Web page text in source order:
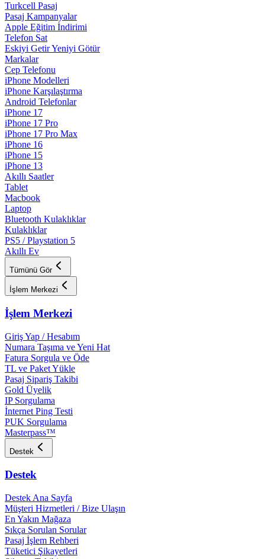
Turkcell Pasaj
Pasaj Kampanyalar
Apple Eğitim İndirimi
Telefon Sat
Eskiyi Getir Yeniyi Götür
Markalar
Cep Telefonu
iPhone Modelleri
iPhone Karşılaştırma
Android Telefonlar
iPhone 17
iPhone 17 Pro
iPhone 17 Pro Max
iPhone 16
iPhone 15
iPhone 13
Akıllı Saatler
Tablet
Macbook
Laptop
Bluetooth Kulaklıklar
Kulaklıklar
PS5 / Playstation 5
Akıllı Ev
Tümünü Gör
İşlem Merkezi
İşlem Merkezi
Giriş Yap / Hesabım
Numara Taşıma ve Yeni Hat
Fatura Sorgula ve Öde
TL ve Paket Yükle
Pasaj Sipariş Takibi
Gold Üyelik
IP Sorgulama
İnternet Ping Testi
PUK Sorgulama
Masterpass™
Destek
Destek
Destek Ana Sayfa
Müşteri Hizmetleri / Bize Ulaşın
En Yakın Mağaza
Sıkça Sorulan Sorular
Pasaj İşlem Rehberi
Tüketici Şikayetleri